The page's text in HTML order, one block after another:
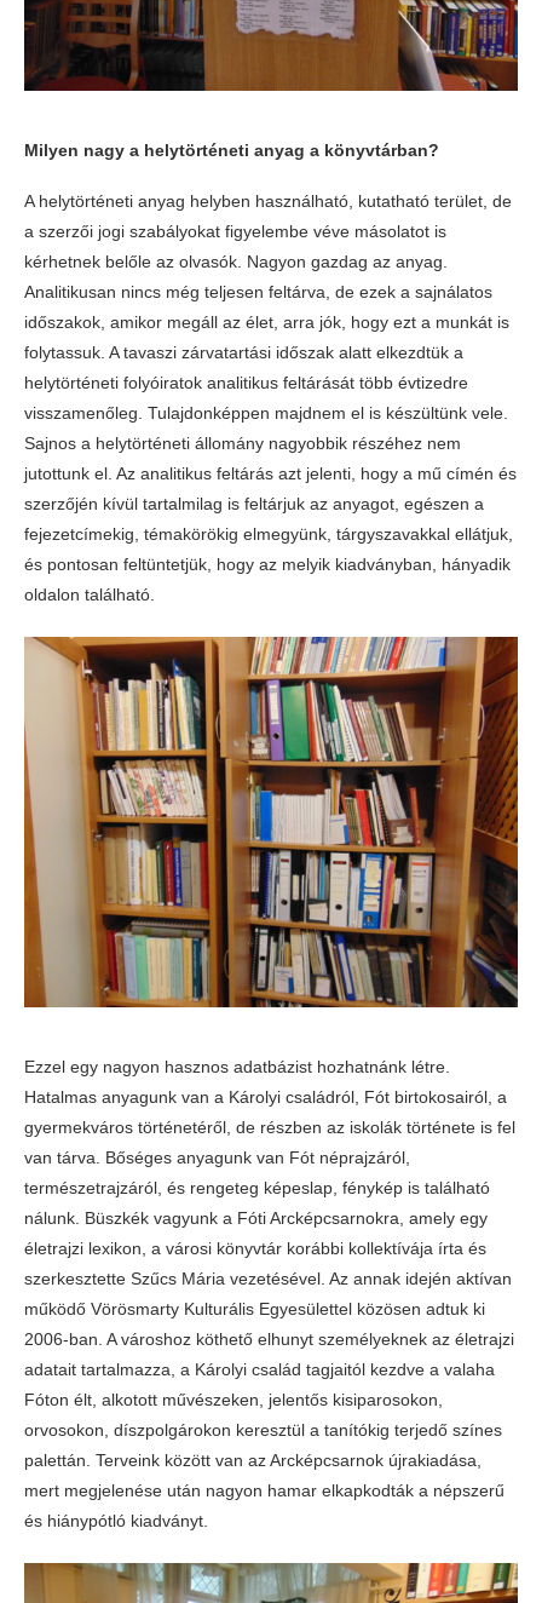
Milyen nagy a helytörténeti anyag a könyvtárban?
A helytörténeti anyag helyben használható, kutatható terület, de
a szerzői jogi szabályokat figyelembe véve másolatot is
kérhetnek belőle az olvasók. Nagyon gazdag az anyag.
Analitikusan nincs még teljesen feltárva, de ezek a sajnálatos
időszakok, amikor megáll az élet, arra jók, hogy ezt a munkát is
folytassuk. A tavaszi zárvatartási időszak alatt elkezdtük a
helytörténeti folyóiratok analitikus feltárását több évtizedre
visszamenőleg. Tulajdonképpen majdnem el is készültünk vele.
Sajnos a helytörténeti állomány nagyobbik részéhez nem
jutottunk el. Az analitikus feltárás azt jelenti, hogy a mű címén és
szerzőjén kívül tartalmilag is feltárjuk az anyagot, egészen a
fejezetcímekig, témakörökig elmegyünk, tárgyszavakkal ellátjuk,
és pontosan feltüntetjük, hogy az melyik kiadványban, hányadik
oldalon található.
Ezzel egy nagyon hasznos adatbázist hozhatnánk létre.
Hatalmas anyagunk van a Károlyi családról, Fót birtokosairól, a
gyermekváros történetéről, de részben az iskolák története is fel
van tárva. Bőséges anyagunk van Fót néprajzáról,
természetrajzáról, és rengeteg képeslap, fénykép is található
nálunk. Büszkék vagyunk a Fóti Arcképcsarnokra, amely egy
életrajzi lexikon, a városi könyvtár korábbi kollektívája írta és
szerkesztette Szűcs Mária vezetésével. Az annak idején aktívan
működő Vörösmarty Kulturális Egyesülettel közösen adtuk ki
2006-ban. A városhoz köthető elhunyt személyeknek az életrajzi
adatait tartalmazza, a Károlyi család tagjaitól kezdve a valaha
Fóton élt, alkotott művészeken, jelentős kisiparosokon,
orvosokon, díszpolgárokon keresztül a tanítókig terjedő színes
palettán. Terveink között van az Arcképcsarnok újrakiadása,
mert megjelenése után nagyon hamar elkapkodták a népszerű
és hiánypótló kiadványt.